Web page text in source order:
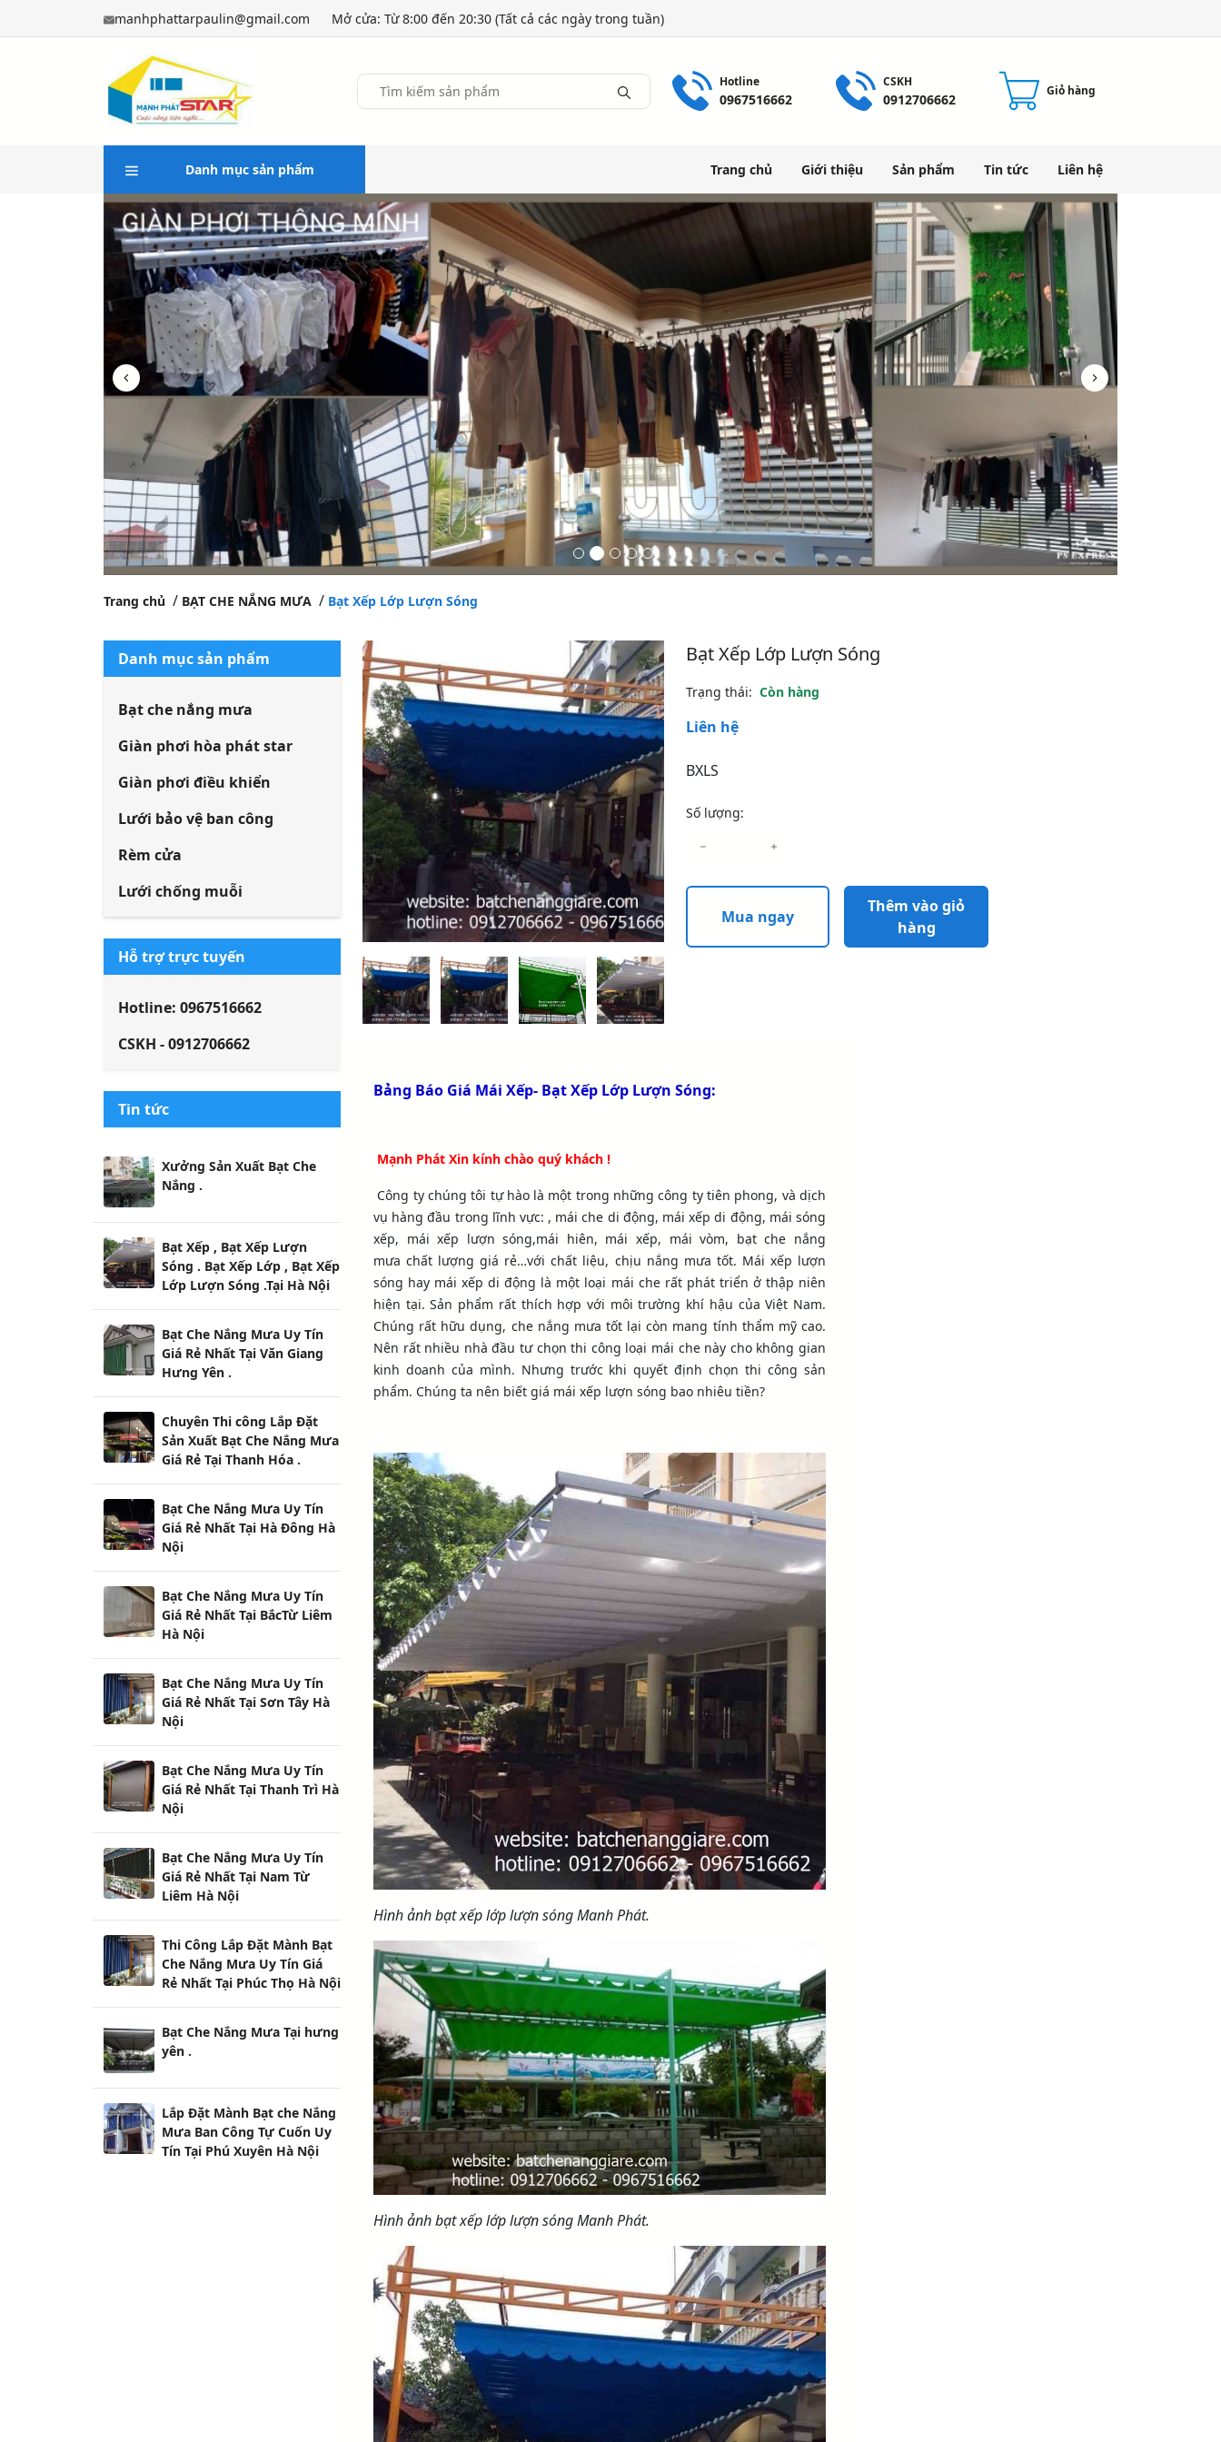
manhphattarpaulin@gmail.com Mở cửa: Từ 8:00 đến 20:30 (Tất cả các ngày trong tuần)
Hotline
0967516662
CSKH
0912706662 Giỏ hàng
Danh mục sản phẩm Trang chủ Giới thiệu Sản phẩm Tin tức Liên hệ
Trang chủ BẠT CHE NẮNG MƯA Bạt Xếp Lớp Lượn Sóng
Danh mục sản phẩm
Bạt che nắng mưa
Giàn phơi hòa phát star
Giàn phơi điều khiển
Lưới bảo vệ ban công
Rèm cửa
Lưới chống muỗi
Hỗ trợ trực tuyến
Hotline: 0967516662
CSKH - 0912706662
Tin tức
Xưởng Sản Xuất Bạt Che
Nắng .
Bạt Xếp , Bạt Xếp Lượn
Sóng . Bạt Xếp Lớp , Bạt Xếp
Lớp Lượn Sóng .Tại Hà Nội
Bạt Che Nắng Mưa Uy Tín
Giá Rẻ Nhất Tại Văn Giang
Hưng Yên .
Chuyên Thi công Lắp Đặt
Sản Xuất Bạt Che Nắng Mưa
Giá Rẻ Tại Thanh Hóa .
Bạt Che Nắng Mưa Uy Tín
Giá Rẻ Nhất Tại Hà Đông Hà
Nội
Bạt Che Nắng Mưa Uy Tín
Giá Rẻ Nhất Tại BắcTừ Liêm
Hà Nội
Bạt Che Nắng Mưa Uy Tín
Giá Rẻ Nhất Tại Sơn Tây Hà
Nội
Bạt Che Nắng Mưa Uy Tín
Giá Rẻ Nhất Tại Thanh Trì Hà
Nội
Bạt Che Nắng Mưa Uy Tín
Giá Rẻ Nhất Tại Nam Từ
Liêm Hà Nội
Thi Công Lắp Đặt Mành Bạt
Che Nắng Mưa Uy Tín Giá
Rẻ Nhất Tại Phúc Thọ Hà Nội
Bạt Che Nắng Mưa Tại hưng
yên .
Lắp Đặt Mành Bạt che Nắng
Mưa Ban Công Tự Cuốn Uy
Tín Tại Phú Xuyên Hà Nội
Bạt Xếp Lớp Lượn Sóng
Trạng thái: Còn hàng
Liên hệ
BXLS
Số lượng:
Mua ngay
Thêm vào giỏ
hàng
Bảng Báo Giá Mái Xếp- Bạt Xếp Lớp Lượn Sóng:
Mạnh Phát Xin kính chào quý khách !
Công ty chúng tôi tự hào là một trong những công ty tiên phong, và dịch
vụ hàng đầu trong lĩnh vực: , mái che di động, mái xếp di động, mái sóng
xếp, mái xếp lượn sóng,mái hiên, mái xếp, mái vòm, bạt che nắng
mưa chất lượng giá rẻ…với chất liệu, chịu nắng mưa tốt. Mái xếp lượn
sóng hay mái xếp di động là một loại mái che rất phát triển ở thập niên
hiện tại. Sản phẩm rất thích hợp với môi trường khí hậu của Việt Nam.
Chúng rất hữu dụng, che nắng mưa tốt lại còn mang tính thẩm mỹ cao.
Nên rất nhiều nhà đầu tư chọn thi công loại mái che này cho không gian
kinh doanh của mình. Nhưng trước khi quyết định chọn thi công sản
phẩm. Chúng ta nên biết giá mái xếp lượn sóng bao nhiêu tiền?
Hình ảnh bạt xếp lớp lượn sóng Manh Phát.
Hình ảnh bạt xếp lớp lượn sóng Manh Phát.